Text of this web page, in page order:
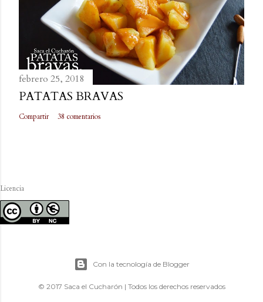
febrero 25, 2018
PATATAS BRAVAS
Compartir 38 comentarios
Licencia
Con la tecnología de Blogger
© 2017 Saca el Cucharón | Todos los derechos reservados